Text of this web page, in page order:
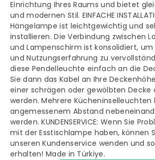
Einrichtung Ihres Raums und bietet
und modernen Stil. EINFACHE
Hängelampe ist leichtgewichtig und
installieren. Die Verbindung zwischen
und Lampenschirm ist konsolidiert,
und Nutzungserfahrung zu
diese Pendelleuchte einfach an die
Sie dann das Kabel an Ihre
einer schrägen oder gewölbten Decke
werden. Mehrere Kücheninselleuchten
angemessenem Abstand
werden. KUNDENSERVICE: Wenn Sie
mit der Esstischlampe haben, können
unseren Kundenservice wenden und
erhalten! Made in Türkiye.